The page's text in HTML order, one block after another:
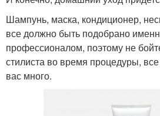
Шампунь, маска, кондиционер,
все должно быть подобрано
профессионалом, поэтому не
стилиста во время процедуры,
вас много.